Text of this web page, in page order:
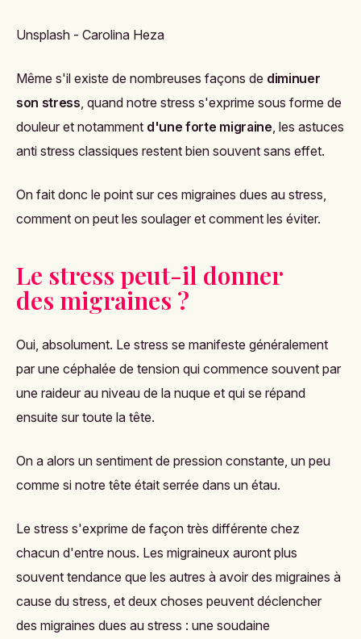
Unsplash - Carolina Heza
Même s'il existe de nombreuses façons de diminuer
son stress, quand notre stress s'exprime sous forme de
douleur et notamment d'une forte migraine, les astuces
anti stress classiques restent bien souvent sans effet.
On fait donc le point sur ces migraines dues au stress,
comment on peut les soulager et comment les éviter.
Le stress peut-il donner
des migraines ?
Oui, absolument. Le stress se manifeste généralement
par une céphalée de tension qui commence souvent par
une raideur au niveau de la nuque et qui se répand
ensuite sur toute la tête.
On a alors un sentiment de pression constante, un peu
comme si notre tête était serrée dans un étau.
Le stress s'exprime de façon très différente chez
chacun d'entre nous. Les migraineux auront plus
souvent tendance que les autres à avoir des migraines à
cause du stress, et deux choses peuvent déclencher
des migraines dues au stress : une soudaine